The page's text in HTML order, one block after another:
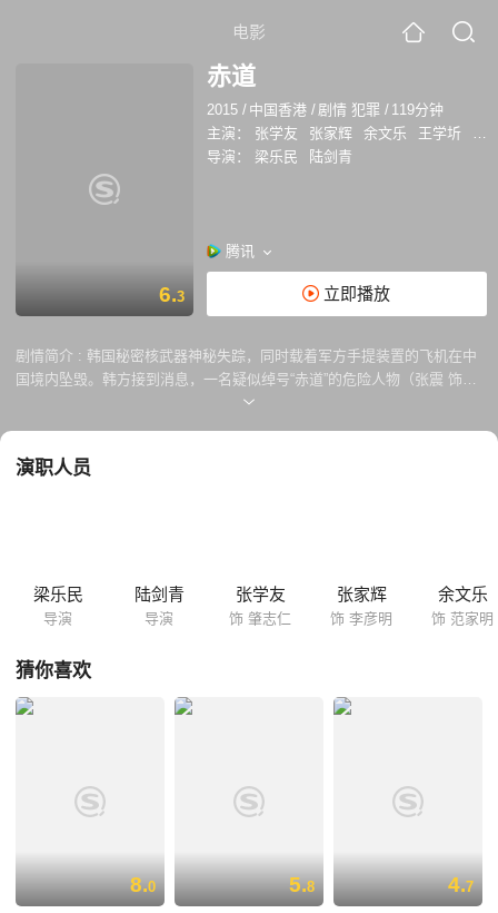
电影
6.3
赤道
2015 / 中国香港 /剧情 犯罪 / 119分钟
主演：
张学友 张家辉 余文乐 王学圻
文
导演：
梁乐民 陆剑青
腾讯
立即播放
剧情简介 : 韩国秘密核武器神秘失踪，同时载着军方手提装置的飞机在中
国境内坠毁。韩方接到消息，一名疑似绰号“赤道”的危险人物（张震 饰）
带着助手“信差”（文咏珊 饰）将于香港实行秘密武器交易，韩国武器专家
寻找武器，而核物理教授肇志仁（张学友 饰）也受邀协助判案。武器很快
演职人员
梁乐民
导演
陆剑青
导演
张学友
饰 肇志仁
张家辉
饰 李彦明
余文乐
饰 范家明
猜你喜欢
8.0 5.8 4.7